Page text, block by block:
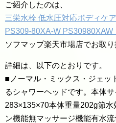
ご紹介したのは、
三栄水栓 低水圧対応ボディケ
PS309-80XA-W PS30980XAW
ソフマップ楽天市場店でお取り
詳細は、以下のとおりです。
■ノーマル・ミックス・ジェッ
るシャワーヘッドです。本体サ
283×135×70本体重量202g節
ン機能無マッサージ機能有水